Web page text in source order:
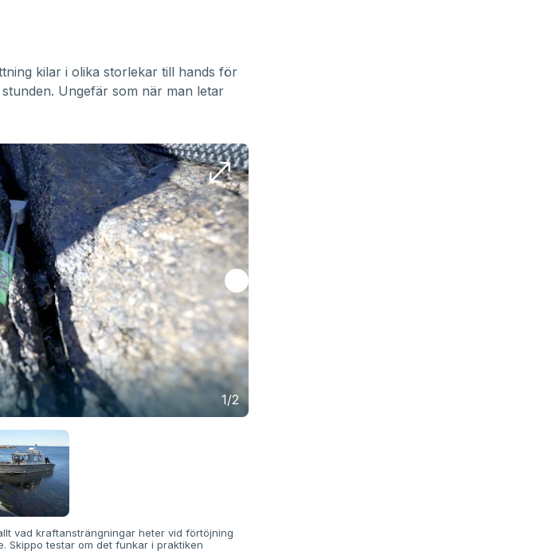
kilar i olika storlekar till hands för
Ungefär som när man letar
1/2
vad kraftansträngningar heter vid förtöjning
Skippo testar om det funkar i praktiken